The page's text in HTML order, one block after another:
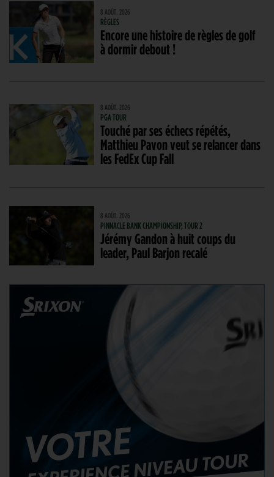
8 AOÛT. 2026
RÈGLES
Encore une histoire de règles de golf
à dormir debout !
8 AOÛT. 2026
PGA TOUR
Touché par ses échecs répétés,
Matthieu Pavon veut se relancer dans
les FedEx Cup Fall
8 AOÛT. 2026
PINNACLE BANK CHAMPIONSHIP, TOUR 2
Jérémy Gandon à huit coups du
leader, Paul Barjon recalé